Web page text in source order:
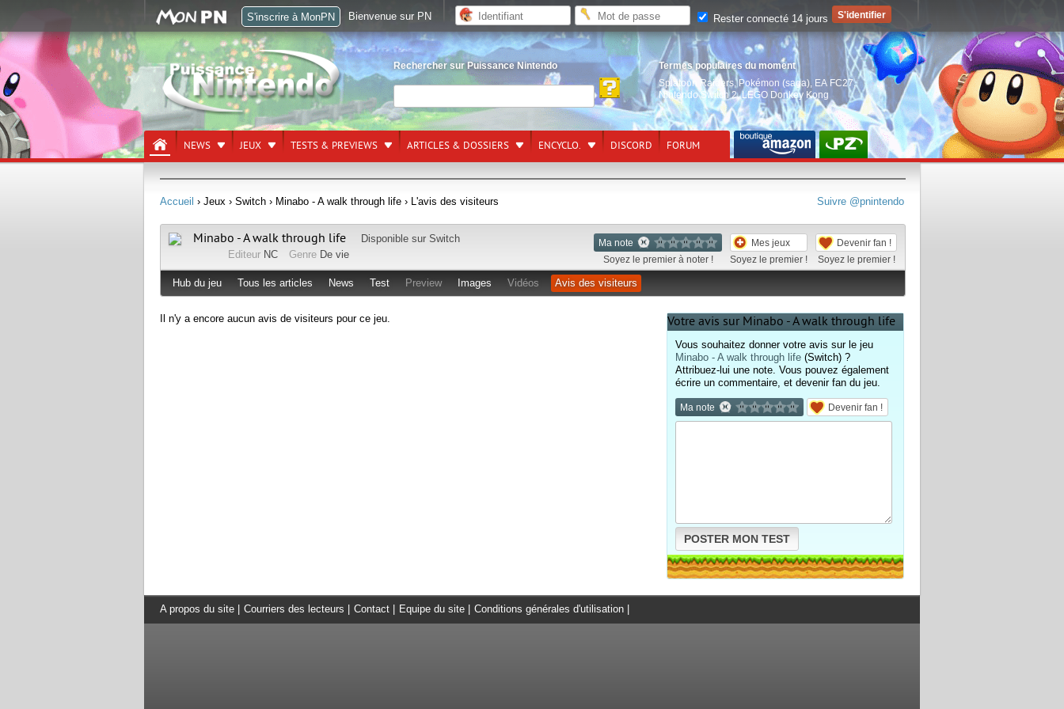
Rechercher sur Puissance Nintendo
Termes populaires du moment
Splatoon Raiders, Pokémon (saga) EA FC27,
Nintendo Switch 2,LEGO Donkey Kong
NEWS JEUX TESTS & PREVIEWS ARTICLES & DOSSIERS ENCYCLO. DISCORD FORUM
Suivre @pnintendo
Accueil › Jeux › Switch › Minabo - A walk through life › L'avis des visiteurs
Ma note
Soyez le premier à noter !
Mes jeux
Soyez le premier !
Devenir fan !
Soyez le premier !
Minabo - A walk through life Disponible sur Switch
Editeur NC Genre De vie
Hub du jeu Tous les articles News Test Preview Images Vidéos Avis des visiteurs
Il n'y a encore aucun avis de visiteurs pour ce jeu. Votre avis sur Minabo - A walk through life
Vous souhaitez donner votre avis sur le jeu
Minabo - A walk through life (Switch) ?
Attribuez-lui une note. Vous pouvez également
écrire un commentaire, et devenir fan du jeu.
Ma note Devenir fan !
POSTER MON TEST
A propos du site Courriers des lecteurs Contact Equipe du site Conditions générales d'utilisation
S'inscrire à MonPN Bienvenue sur PN Rester connecté 14 jours